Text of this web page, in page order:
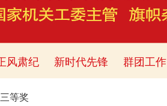
风肃纪 新时代先锋 群团工作
三等奖